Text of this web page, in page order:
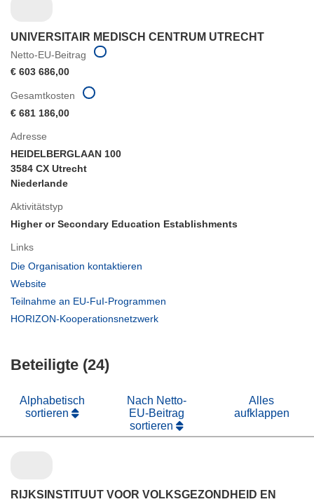
UNIVERSITAIR MEDISCH CENTRUM UTRECHT
Netto-EU-Beitrag
€ 603 686,00
Adresse
HEIDELBERGLAAN 100
3584 CX Utrecht
Niederlande
Aktivitätstyp
Higher or Secondary Education Establishments
Links
Die Organisation kontaktieren
Website
in
Fenster)
Teilnahme an EU-FuI-Programmen
HORIZON-Kooperationsnetzwerk
Gesamtkosten
€ 681 186,00
Beteiligte (24)
Alphabetisch
sortieren
Nach Netto-
EU-Beitrag
sortieren
Alles
aufklappen
RIJKSINSTITUUT VOOR VOLKSGEZONDHEID EN